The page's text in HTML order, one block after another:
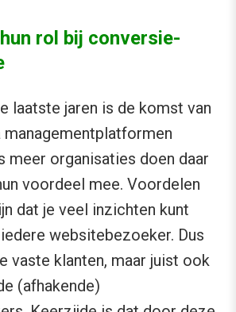
hun rol bij conversie-
laatste jaren is de komst van
managementplatformen
meer organisaties doen daar
voordeel mee. Voordelen
dat je veel inzichten kunt
websitebezoeker. Dus
vaste klanten, maar juist ook
(afhakende)